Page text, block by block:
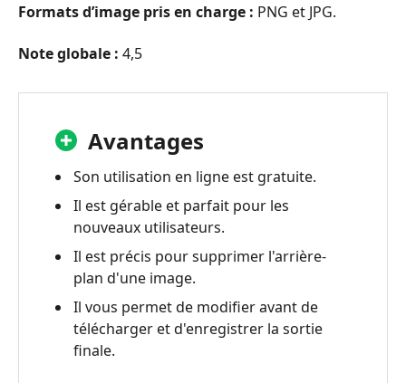
Formats d’image pris en charge : PNG et JPG.
Note globale : 4,5
Avantages
Son utilisation en ligne est gratuite.
Il est gérable et parfait pour les
nouveaux utilisateurs.
Il est précis pour supprimer l'arrière-
plan d'une image.
Il vous permet de modifier avant de
télécharger et d'enregistrer la sortie
finale.